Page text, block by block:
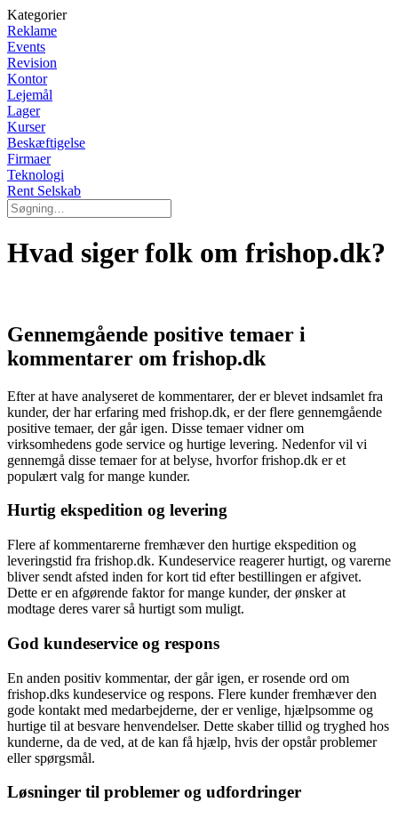
Kategorier
Reklame
Events
Revision
Kontor
Lejemål
Lager
Kurser
Beskæftigelse
Firmaer
Teknologi
Rent Selskab
Hvad siger folk om frishop.dk?
Gennemgående positive temaer i
kommentarer om frishop.dk
Efter at have analyseret de kommentarer, der er blevet indsamlet fra
kunder, der har erfaring med frishop.dk, er der flere gennemgående
positive temaer, der går igen. Disse temaer vidner om
virksomhedens gode service og hurtige levering. Nedenfor vil vi
gennemgå disse temaer for at belyse, hvorfor frishop.dk er et
populært valg for mange kunder.
Hurtig ekspedition og levering
Flere af kommentarerne fremhæver den hurtige ekspedition og
leveringstid fra frishop.dk. Kundeservice reagerer hurtigt, og varerne
bliver sendt afsted inden for kort tid efter bestillingen er afgivet.
Dette er en afgørende faktor for mange kunder, der ønsker at
modtage deres varer så hurtigt som muligt.
God kundeservice og respons
En anden positiv kommentar, der går igen, er rosende ord om
frishop.dks kundeservice og respons. Flere kunder fremhæver den
gode kontakt med medarbejderne, der er venlige, hjælpsomme og
hurtige til at besvare henvendelser. Dette skaber tillid og tryghed hos
kunderne, da de ved, at de kan få hjælp, hvis der opstår problemer
eller spørgsmål.
Løsninger til problemer og udfordringer